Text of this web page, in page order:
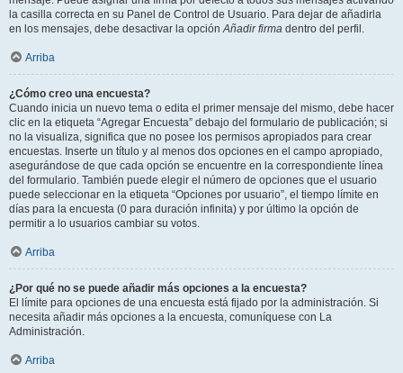
la casilla correcta en su Panel de Control de Usuario. Para dejar de añadirla
en los mensajes, debe desactivar la opciónAñadir firma dentro del perfil.
Arriba
¿Cómo creo una encuesta?
Cuando inicia un nuevo tema o edita el primer mensaje del mismo, debe hacer
clic en la etiqueta “Agregar Encuesta” debajo del formulario de publicación; si
no la visualiza, significa que no posee los permisos apropiados para crear
encuestas. Inserte un título y al menos dos opciones en el campo apropiado,
asegurándose de que cada opción se encuentre en la correspondiente línea
del formulario. También puede elegir el número de opciones que el usuario
puede seleccionar en la etiqueta “Opciones por usuario”, el tiempo límite en
días para la encuesta (0 para duración infinita) y por último la opción de
permitir a lo usuarios cambiar su votos.
Arriba
¿Por qué no se puede añadir más opciones a la encuesta?
El límite para opciones de una encuesta está fijado por la administración. Si
necesita añadir más opciones a la encuesta, comuníquese con La
Administración.
Arriba